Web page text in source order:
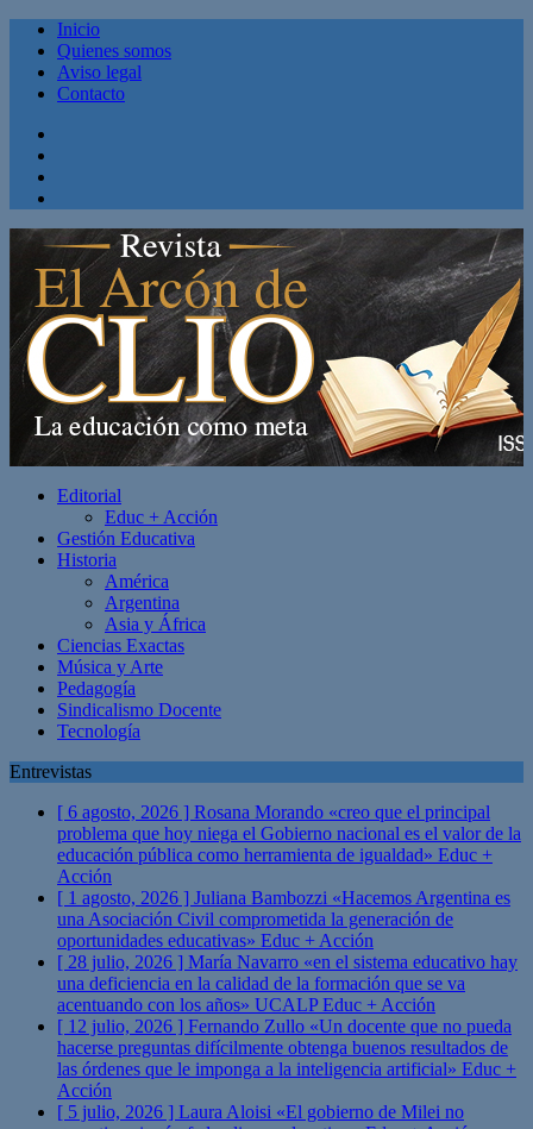
Inicio
Quienes somos
Aviso legal
Contacto
Editorial
Educ + Acción
Gestión Educativa
Historia
América
Argentina
Asia y África
Ciencias Exactas
Música y Arte
Pedagogía
Sindicalismo Docente
Tecnología
Entrevistas
[ 6 agosto, 2026 ] Rosana Morando «creo que el principal
problema que hoy niega el Gobierno nacional es el valor de la
educación pública como herramienta de igualdad» Educ +
Acción
[ 1 agosto, 2026 ] Juliana Bambozzi «Hacemos Argentina es
una Asociación Civil comprometida la generación de
oportunidades educativas» Educ + Acción
[ 28 julio, 2026 ] María Navarro «en el sistema educativo hay
una deficiencia en la calidad de la formación que se va
acentuando con los años» UCALPEduc + Acción
[ 12 julio, 2026 ] Fernando Zullo «Un docente que no pueda
hacerse preguntas difícilmente obtenga buenos resultados de
las órdenes que le imponga a la inteligencia artificial» Educ +
Acción
[ 5 julio, 2026 ] Laura Aloisi «El gobierno de Milei no